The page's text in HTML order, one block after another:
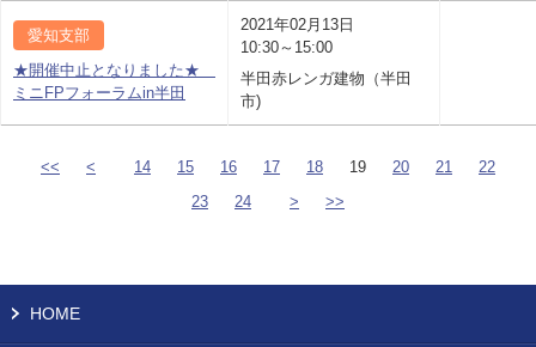
愛知支部
★開催中止となりました★
ミニFPフォーラムin半田
2021年02月13日
10:30～15:00
半田赤レンガ建物（半田
市)
<< < 14 15 16 17 18 19 20 21
22
23
24 > >>
HOME